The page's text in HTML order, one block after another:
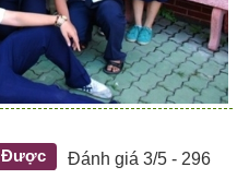
Được Đánh giá 3/5 - 296